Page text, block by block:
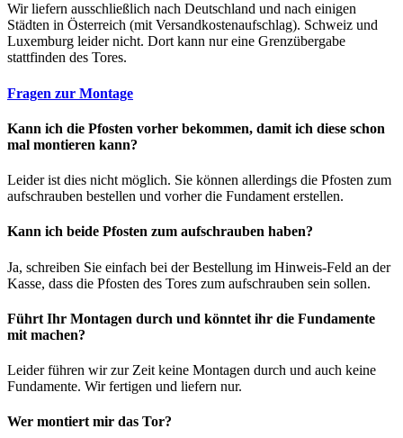
Wir liefern ausschließlich nach Deutschland und nach einigen
Städten in Österreich (mit Versandkostenaufschlag). Schweiz und
Luxemburg leider nicht. Dort kann nur eine Grenzübergabe
stattfinden des Tores.
Fragen zur Montage
Kann ich die Pfosten vorher bekommen, damit ich diese schon
mal montieren kann?
Leider ist dies nicht möglich. Sie können allerdings die Pfosten zum
aufschrauben bestellen und vorher die Fundament erstellen.
Kann ich beide Pfosten zum aufschrauben haben?
Ja, schreiben Sie einfach bei der Bestellung im Hinweis-Feld an der
Kasse, dass die Pfosten des Tores zum aufschrauben sein sollen.
Führt Ihr Montagen durch und könntet ihr die Fundamente
mit machen?
Leider führen wir zur Zeit keine Montagen durch und auch keine
Fundamente. Wir fertigen und liefern nur.
Wer montiert mir das Tor?